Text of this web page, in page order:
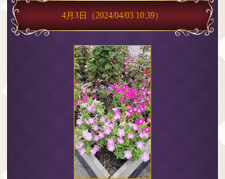
4月3日 （2024/04/03 10:39）